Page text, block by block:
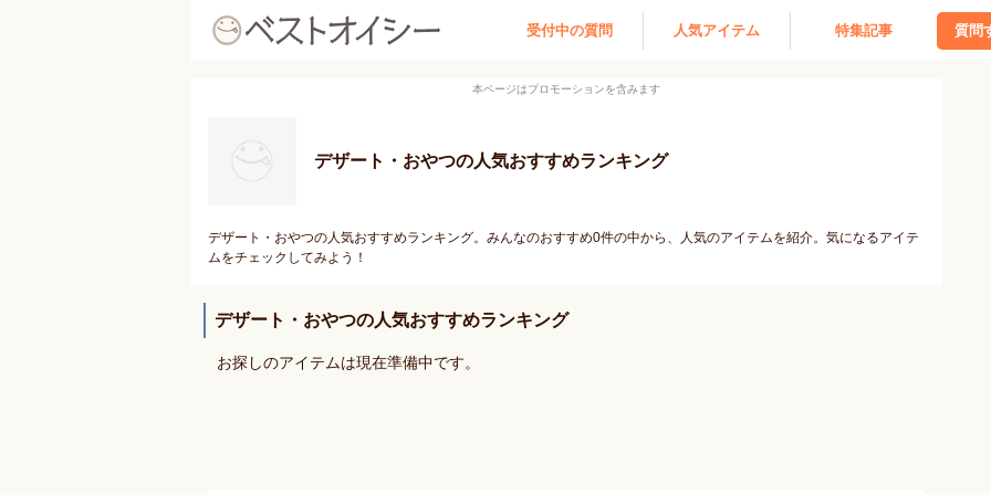
受付中の質問 人気アイテム 特集記事 質問
本ページはプロモーションを含みます
デザート・おやつの人気おすすめランキング
デザート・おやつの人気おすすめランキング。みんなのおすすめ0件の中から、人気のアイテムを紹介。気になるアイテ
ムをチェックしてみよう！
デザート・おやつの人気おすすめランキング
お探しのアイテムは現在準備中です。